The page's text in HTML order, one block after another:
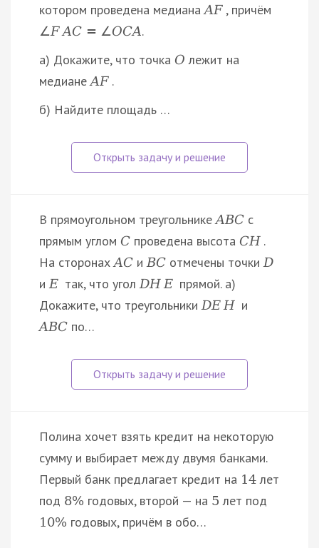
котором проведена медианаAF , причём
∠FAC = ∠OCA.
а) Докажите, что точка O лежит на
медианеAF .
б) Найдите площадь …
В прямоугольном треугольникеABC с
прямым углом C проведена высота CH .
На сторонахAC иBC отмечены точкиD
иE так, что уголDH E прямой. а)
Докажите, что треугольникиDE H и
ABC по…
Полина хочет взять кредит на некоторую
сумму и выбирает между двумя банками.
Первый банк предлагает кредит на 14лет
под 8% годовых, второй — на 5 лет под
10% годовых, причём в обо…